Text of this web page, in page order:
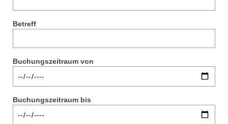
Betreff
Buchungszeitraum von
Buchungszeitraum bis